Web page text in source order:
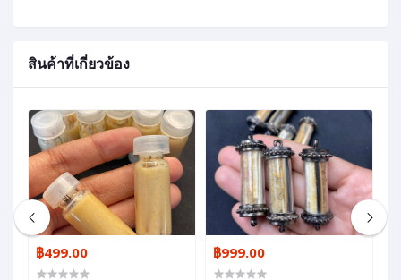
สินค้าที่เกี่ยวข้อง
฿499.00 ฿999.00